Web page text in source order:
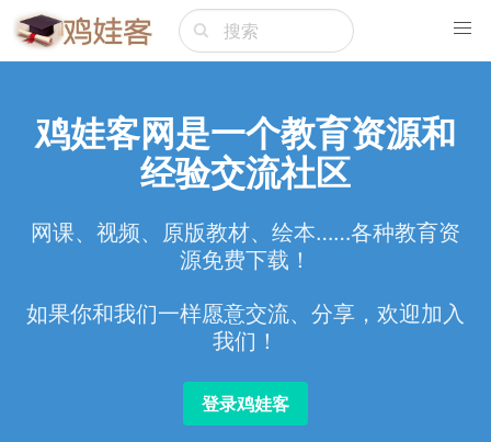
鸡娃客网是一个教育资源和
经验交流社区
网课、视频、原版教材、绘本……各种教育资
源免费下载！
如果你和我们一样愿意交流、分享，欢迎加入
我们！
登录鸡娃客